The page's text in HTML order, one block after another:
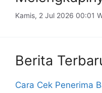
Kamis, 2 Jul 2026 00:01
Berita
Cara Cek Penerima